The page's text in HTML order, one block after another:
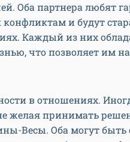
Оба партнера любят
и будут
Каждый из них
что позволяет им
в отношениях.
желая принимать
Весы. Оба могут